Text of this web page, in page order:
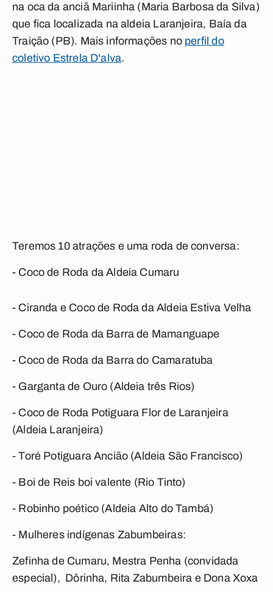
na oca da anciã Mariinha (Maria Barbosa da Silva)
que fica localizada na aldeia Laranjeira, Baía da
Traição (PB). Mais informações no perfil do
coletivo Estrela D'alva.
Teremos 10 atrações e uma roda de conversa:
- Coco de Roda da Aldeia Cumaru
- Ciranda e Coco de Roda da Aldeia Estiva Velha
- Coco de Roda da Barra de Mamanguape
- Coco de Roda da Barra do Camaratuba
- Garganta de Ouro (Aldeia três Rios)
- Coco de Roda Potiguara Flor de Laranjeira
(Aldeia Laranjeira)
- Toré Potiguara Ancião (Aldeia São Francisco)
- Boi de Reis boi valente (Rio Tinto)
- Robinho poético (Aldeia Alto do Tambá)
- Mulheres indígenas Zabumbeiras:
Zefinha de Cumaru, Mestra Penha (convidada
especial), Dôrinha, Rita Zabumbeira e Dona Xoxa